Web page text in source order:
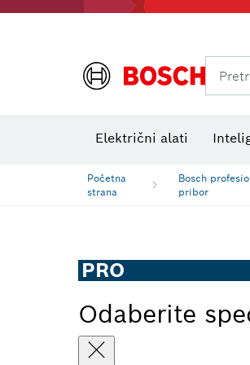
Električni alati
Početna
strana
Bosch
pribor
PRO
Odaberite